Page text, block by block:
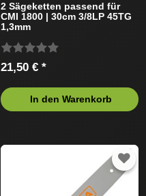
2 Sägeketten passend für
CMI 1800 | 30cm 3/8LP 45TG
1,3mm
21,50 € *
In den Warenkorb